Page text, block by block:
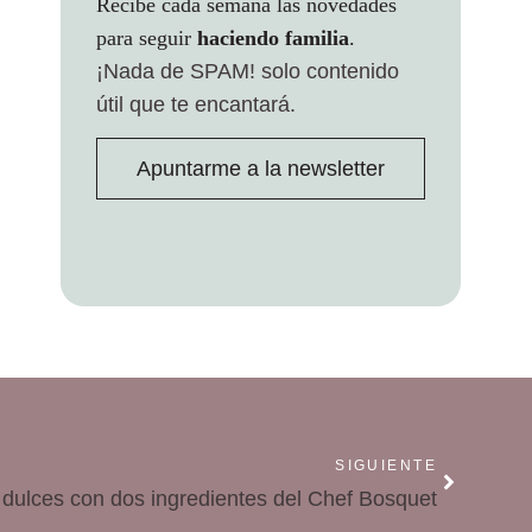
para seguir haciendo familia.
¡Nada de SPAM! solo contenido
útil que te encantará.
Apuntarme a la newsletter
SIGUIENTE
con dos ingredientes del Chef Bosquet